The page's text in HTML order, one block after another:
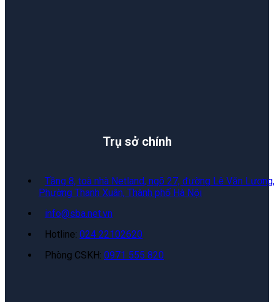
Trụ sở chính
Tầng 8, toà nhà Netland, ngõ 27, đường Lê Văn Lương,
Phường Thanh Xuân, Thành phố Hà Nội
info@sba.net.vn
Hotline: 024 22102620
Phòng CSKH: 0971 555 820